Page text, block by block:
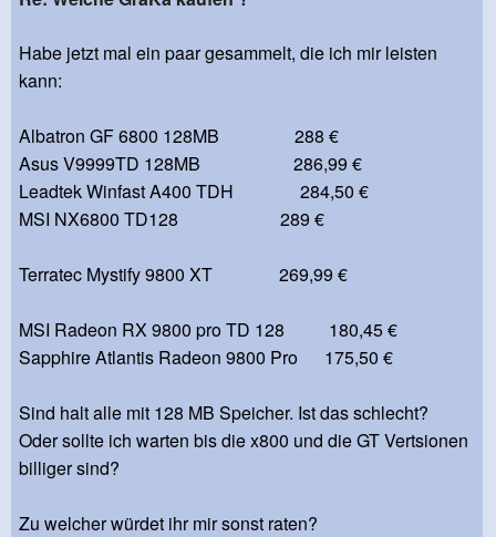
Habe jetzt mal ein paar gesammelt, die ich mir leisten
kann:
Albatron GF 6800 128MB 288 €
Asus V9999TD 128MB 286,99 €
Leadtek Winfast A400 TDH 284,50 €
MSI NX6800 TD128 289 €
Terratec Mystify 9800 XT 269,99 €
MSI Radeon RX 9800 pro TD 128 180,45 €
Sapphire Atlantis Radeon 9800 Pro 175,50 €
Sind halt alle mit 128 MB Speicher. Ist das schlecht?
Oder sollte ich warten bis die x800 und die GT Vertsionen
billiger sind?
Zu welcher würdet ihr mir sonst raten?